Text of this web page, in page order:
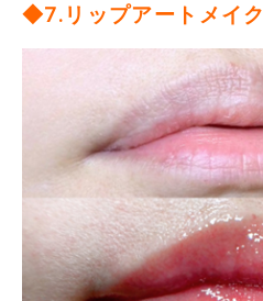
◆7.リップアートメイク